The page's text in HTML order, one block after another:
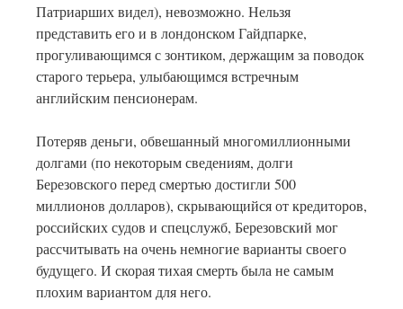
Патриарших видел), невозможно. Нельзя
представить его и в лондонском Гайдпарке,
прогуливающимся с зонтиком, держащим за поводок
старого терьера, улыбающимся встречным
английским пенсионерам.
Потеряв деньги, обвешанный многомиллионными
долгами (по некоторым сведениям, долги
Березовского перед смертью достигли 500
миллионов долларов), скрывающийся от кредиторов,
российских судов и спецслужб, Березовский мог
рассчитывать на очень немногие варианты своего
будущего. И скорая тихая смерть была не самым
плохим вариантом для него.